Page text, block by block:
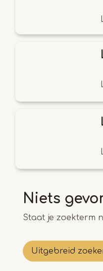
Niets
Staat je zoekterm
Uitgebreid